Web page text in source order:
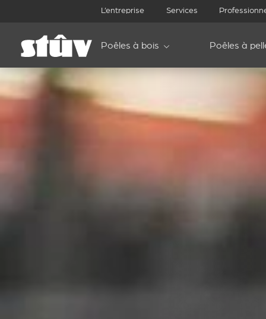
L’entreprise Services
Poêles à bois Poêles à